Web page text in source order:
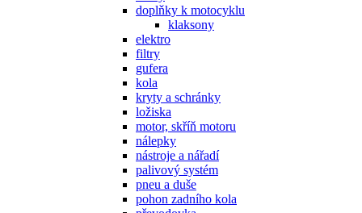
doplňky k motocyklu
klaksony
elektro
filtry
gufera
kola
kryty a schránky
ložiska
motor, skříň motoru
nálepky
nástroje a nářadí
palivový systém
pneu a duše
pohon zadního kola